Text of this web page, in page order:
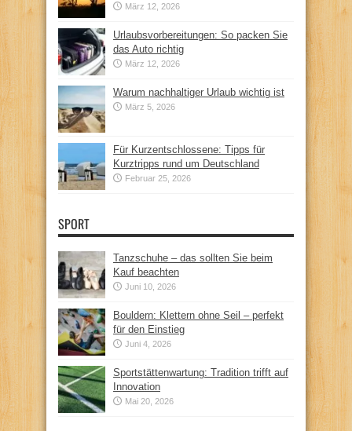
März 12, 2026
Urlaubsvorbereitungen: So packen Sie
das Auto richtig
März 12, 2026
Warum nachhaltiger Urlaub wichtig ist
März 5, 2026
Für Kurzentschlossene: Tipps für
Kurztripps rund um Deutschland
Februar 25, 2026
SPORT
Tanzschuhe – das sollten Sie beim
Kauf beachten
Juni 10, 2026
Bouldern: Klettern ohne Seil – perfekt
für den Einstieg
Juni 4, 2026
Sportstättenwartung: Tradition trifft auf
Innovation
Mai 20, 2026